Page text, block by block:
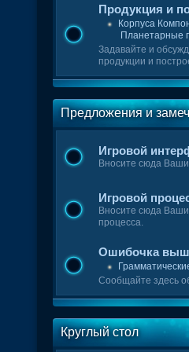
Продукция и
Корпуса
Планетарные
Задавайте и
продукции и
Предложения и
Игровой
Вносите сюда
Игровой
Вносите сюда
процесса.
Ошибочка
Сообщайте здесь
Круглый стол